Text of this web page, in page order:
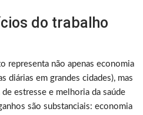
do trabalho
representa não apenas economia
diárias em grandes cidades), mas
estresse e melhoria da saúde
são substanciais: economia